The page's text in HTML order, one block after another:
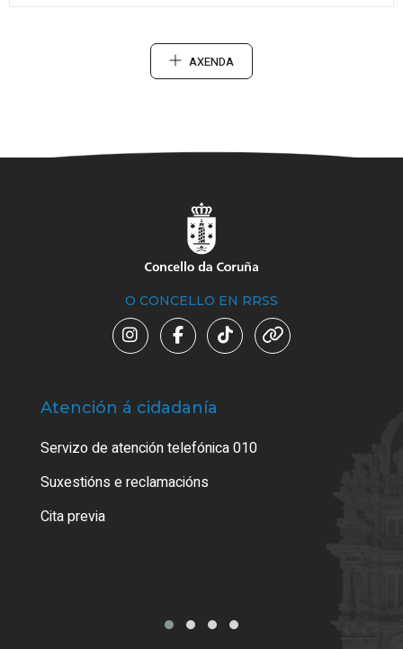
AXENDA
O CONCELLO EN RRSS
Atención á cidadanía
Servizo de atención telefónica 010
Suxestións e reclamacións
Cita previa